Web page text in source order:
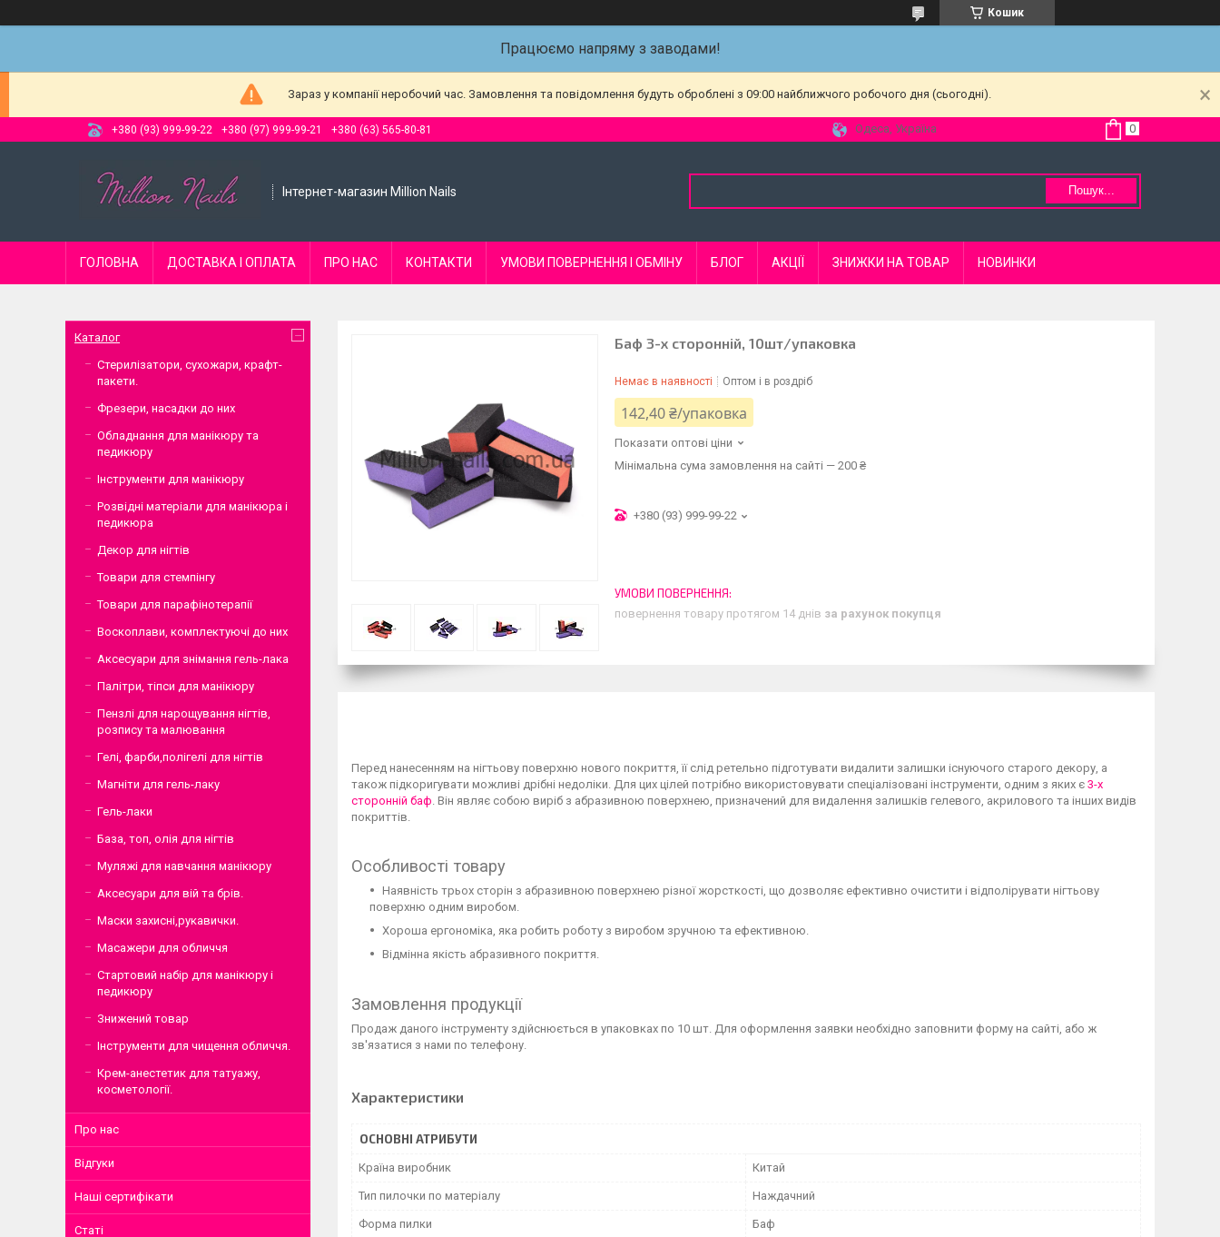
Кошик
Працюємо напряму з заводами!
Зараз у компанії неробочий час. Замовлення та повідомлення будуть оброблені з 09:00 найближчого робочого дня (сьогодні).
+380 (93) 999-99-22 +380 (97) 999-99-21 +380 (63) 565-80-81 Одеса, Україна
Інтернет-магазин Million Nails Пошук...
ГОЛОВНА ДОСТАВКА І ОПЛАТА ПРО НАС КОНТАКТИ УМОВИ ПОВЕРНЕННЯ І ОБМІНУ БЛОГ АКЦІЇ ЗНИЖКИ НА ТОВАР НОВИНКИ
Баф 3-х сторонній, 10шт/упаковка
Немає в наявності Оптом і в роздріб
142,40 ₴/упаковка
Показати оптові ціни
Мінімальна сума замовлення на сайті — 200 ₴
+380 (93) 999-99-22
повернення товару протягом 14 днів за рахунок покупця
Перед нанесенням на нігтьову поверхню нового покриття, її слід ретельно підготувати видалити залишки існуючого старого декору, а
також підкоригувати можливі дрібні недоліки. Для цих цілей потрібно використовувати спеціалізовані інструменти, одним з яких є 3-х
сторонній баф. Він являє собою виріб з абразивною поверхнею, призначений для видалення залишків гелевого, акрилового та інших видів
покриттів.
Особливості товару
Наявність трьох сторін з абразивною поверхнею різної жорсткості, що дозволяє ефективно очистити і відполірувати нігтьову
поверхню одним виробом.
Хороша ергономіка, яка робить роботу з виробом зручною та ефективною.
Відмінна якість абразивного покриття.
Замовлення продукції
Продаж даного інструменту здійснюється в упаковках по 10 шт. Для оформлення заявки необхідно заповнити форму на сайті, або ж
зв'язатися з нами по телефону.
Характеристики
ОСНОВНІ АТРИБУТИ
Країна виробник Китай
Тип пилочки по матеріалу Наждачний
Форма пилки Баф
Каталог
Стерилізатори, сухожари, крафт-
пакети.
Фрезери, насадки до них
Обладнання для манікюру та
педикюру
Інструменти для манікюру
Розвідні матеріали для манікюра і
педикюра
Декор для нігтів
Товари для стемпінгу
Товари для парафінотерапії
Воскоплави, комплектуючі до них
Аксесуари для знімання гель-лака
Палітри, тіпси для манікюру
Пензлі для нарощування нігтів,
розпису та малювання
Гелі, фарби,полігелі для нігтів
Магніти для гель-лаку
Гель-лаки
База, топ, олія для нігтів
Муляжі для навчання манікюру
Аксесуари для вій та брів.
Маски захисні,рукавички.
Масажери для обличчя
Стартовий набір для манікюру і
педикюру
Знижений товар
Інструменти для чищення обличчя.
Крем-анестетик для татуажу,
косметології.
Про нас
Відгуки
Наші сертифікати
Статі